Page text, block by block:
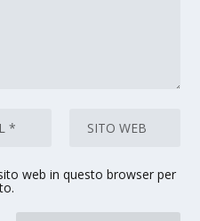
web in questo browser per